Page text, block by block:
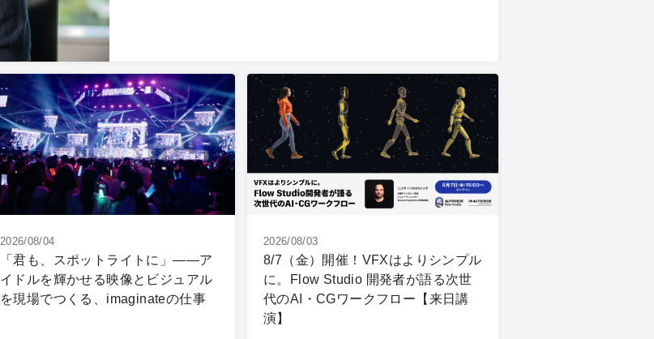
2026/08/04
「君も、スポットライトに」――ア
イドルを輝かせる映像とビジュアル
を現場でつくる、imaginateの仕事
2026/08/03
8/7（金）開催！VFXはよりシンプル
に。Flow Studio 開発者が語る次世
代のAI・CGワークフロー【来日講
演】